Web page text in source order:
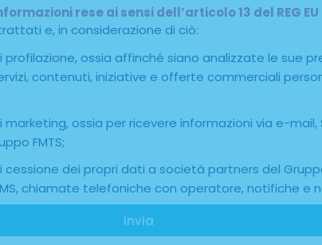
rese ai sensi dell’articolo 13 del REG
e, in considerazione di ciò:
ossia affinché siano analizzate le sue
contenuti, iniziative e offerte commerciali
ossia per ricevere informazioni via e-
FMTS;
dei propri dati a società partners del
chiamate telefoniche con operatore, notifiche e
Invia